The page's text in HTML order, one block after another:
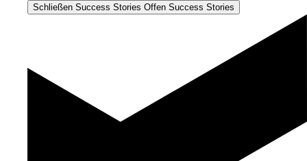
Schließen Success Stories Offen Success Stories